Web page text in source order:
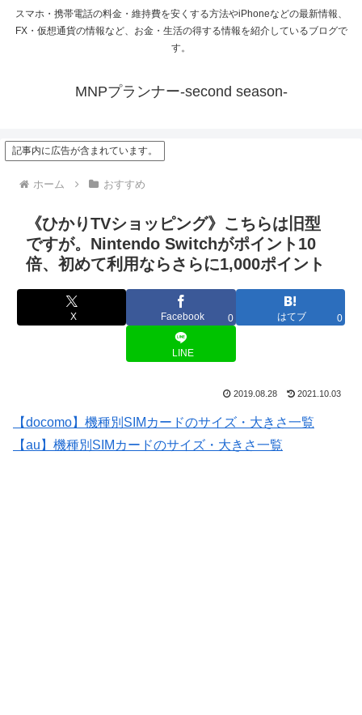
スマホ・携帯電話の料金・維持費を安くする方法やiPhoneなどの最新情報、
FX・仮想通貨の情報など、お金・生活の得する情報を紹介しているブログで
す。
MNPプランナー-second season-
記事内に広告が含まれています。
ホーム おすすめ
《ひかりTVショッピング》こちらは旧型
ですが。Nintendo Switchがポイント10
倍、初めて利用ならさらに1,000ポイント
X Facebook 0 はてブ 0
LINE
2019.08.28 2021.10.03
【docomo】機種別SIMカードのサイズ・大きさ一覧
【au】機種別SIMカードのサイズ・大きさ一覧